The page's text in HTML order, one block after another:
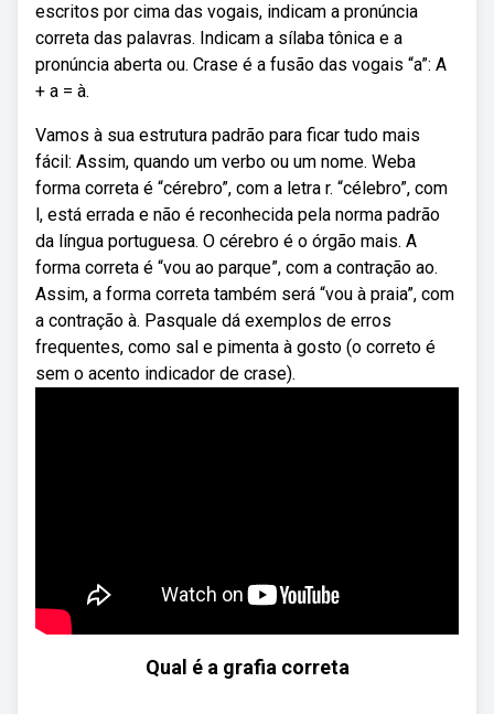
escritos por cima das vogais, indicam a pronúncia
correta das palavras. Indicam a sílaba tônica e a
pronúncia aberta ou. Crase é a fusão das vogais “a”: A
+ a = à.
Vamos à sua estrutura padrão para ficar tudo mais
fácil: Assim, quando um verbo ou um nome. Weba
forma correta é “cérebro”, com a letra r. “célebro”, com
l, está errada e não é reconhecida pela norma padrão
da língua portuguesa. O cérebro é o órgão mais. A
forma correta é “vou ao parque”, com a contração ao.
Assim, a forma correta também será “vou à praia”, com
a contração à. Pasquale dá exemplos de erros
frequentes, como sal e pimenta à gosto (o correto é
sem o acento indicador de crase).
Qual é a grafia correta